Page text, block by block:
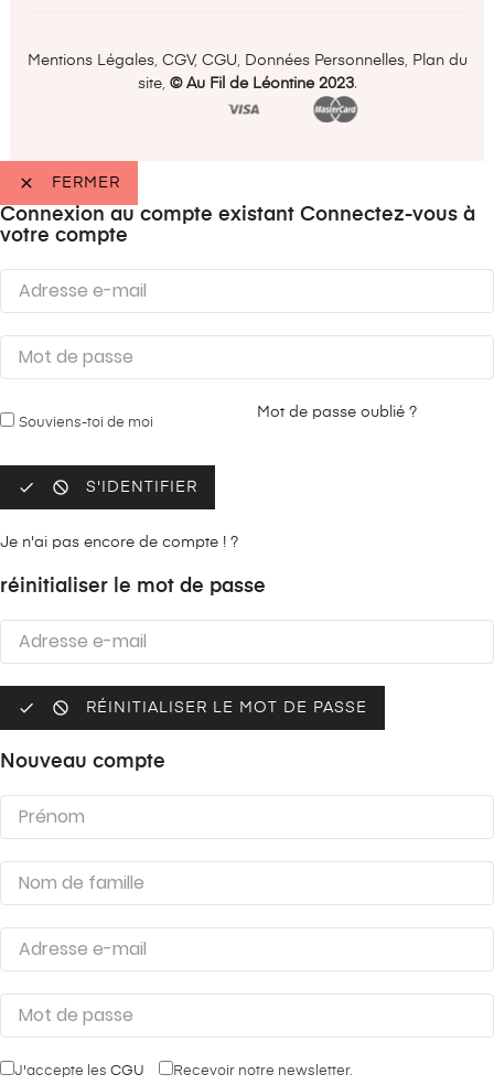
Mentions Légales, CGV, CGU, Données Personnelles, Plan du
site, ©️ Au Fil de Léontine 2023.
 FERMER
Connexion au compte existant Connectez-vous à
votre compte
Souviens-toi de moi
Mot de passe oublié ?
  S'IDENTIFIER
Je n'ai pas encore de compte ! ?
réinitialiser le mot de passe
  RÉINITIALISER LE MOT DE PASSE
Nouveau compte
J'accepte les CGU Recevoir notre newsletter.